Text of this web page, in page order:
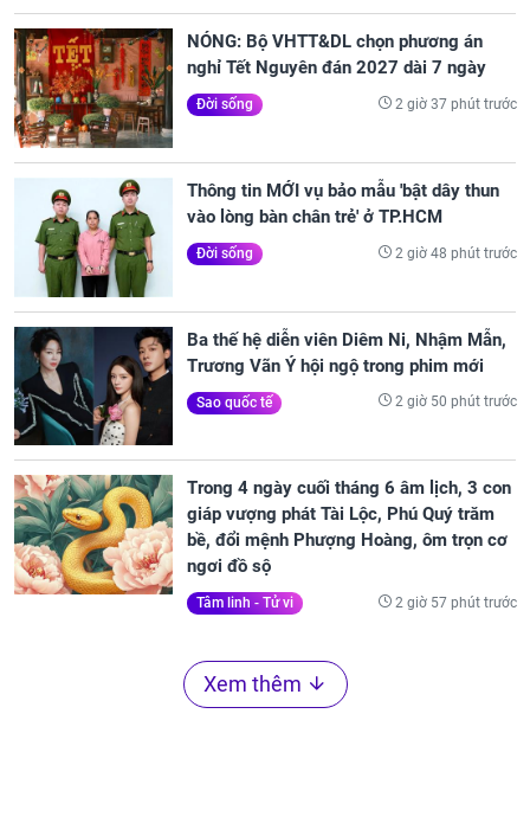
NÓNG: Bộ VHTT&DL chọn phương án
nghỉ Tết Nguyên đán 2027 dài 7 ngày
Đời sống 2 giờ 37 phút trước
Thông tin MỚI vụ bảo mẫu 'bật dây thun
vào lòng bàn chân trẻ' ở TP.HCM
Đời sống 2 giờ 48 phút trước
Ba thế hệ diễn viên Diêm Ni, Nhậm Mẫn,
Trương Vãn Ý hội ngộ trong phim mới
Sao quốc tế 2 giờ 50 phút trước
Trong 4 ngày cuối tháng 6 âm lịch, 3 con
giáp vượng phát Tài Lộc, Phú Quý trăm
bề, đổi mệnh Phượng Hoàng, ôm trọn cơ
ngơi đồ sộ
Tâm linh - Tử vi 2 giờ 57 phút trước
Xem thêm